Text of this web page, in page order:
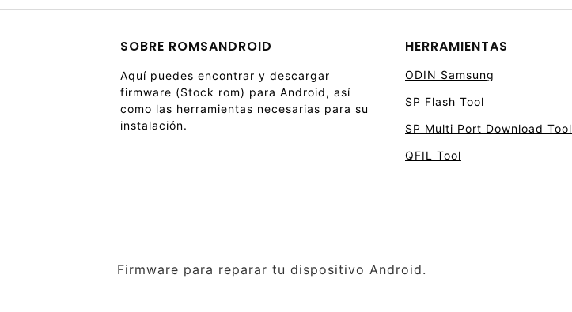
SOBRE ROMSANDROID
Aquí puedes encontrar y descargar
firmware (Stock rom) para Android, así
como las herramientas necesarias para su
instalación.
HERRAMIENTAS
ODIN Samsung
SP Flash Tool
SP Multi Port Download Tool
QFIL Tool
Firmware para reparar tu dispositivo Android.